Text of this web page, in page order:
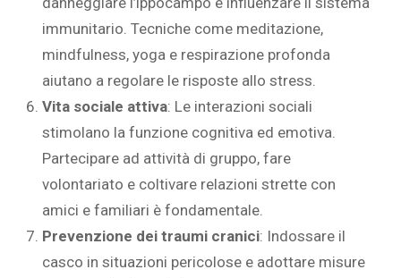
immunitario. Tecniche come meditazione,
mindfulness, yoga e respirazione profonda
aiutano a regolare le risposte allo stress.
Vita sociale attiva: Le interazioni sociali
stimolano la funzione cognitiva ed emotiva.
Partecipare ad attività di gruppo, fare
volontariato e coltivare relazioni strette con
amici e familiari è fondamentale.
Prevenzione dei traumi cranici: Indossare il
casco in situazioni pericolose e adottare misure